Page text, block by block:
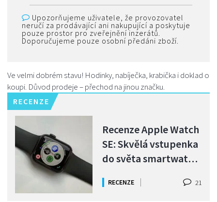
Upozorňujeme uživatele, že provozovatel
neručí za prodávající ani nakupující a poskytuje
pouze prostor pro zveřejnění inzerátů.
Doporučujeme pouze osobní předáni zboží.
Ve velmi dobrém stavu! Hodinky, nabíječka, krabička i doklad o
koupi. Důvod prodeje – přechod na jinou značku.
RECENZE
Recenze Apple Watch
SE: Skvělá vstupenka
do světa smartwatch
RECENZE 21